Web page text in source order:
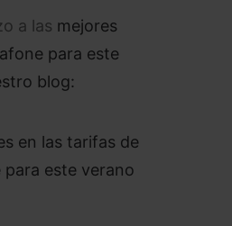
a las mejores
para este
blog:
en las tarifas de
para este verano